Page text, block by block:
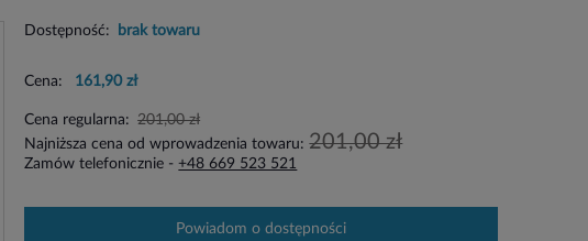
Dostępność: brak towaru
Cena: 161,90 zł
Cena regularna: 201,00 zł
Najniższa cena od wprowadzenia towaru:201,00 zł
Zamów telefonicznie -+48 669 523 521
powiadom o dostępności